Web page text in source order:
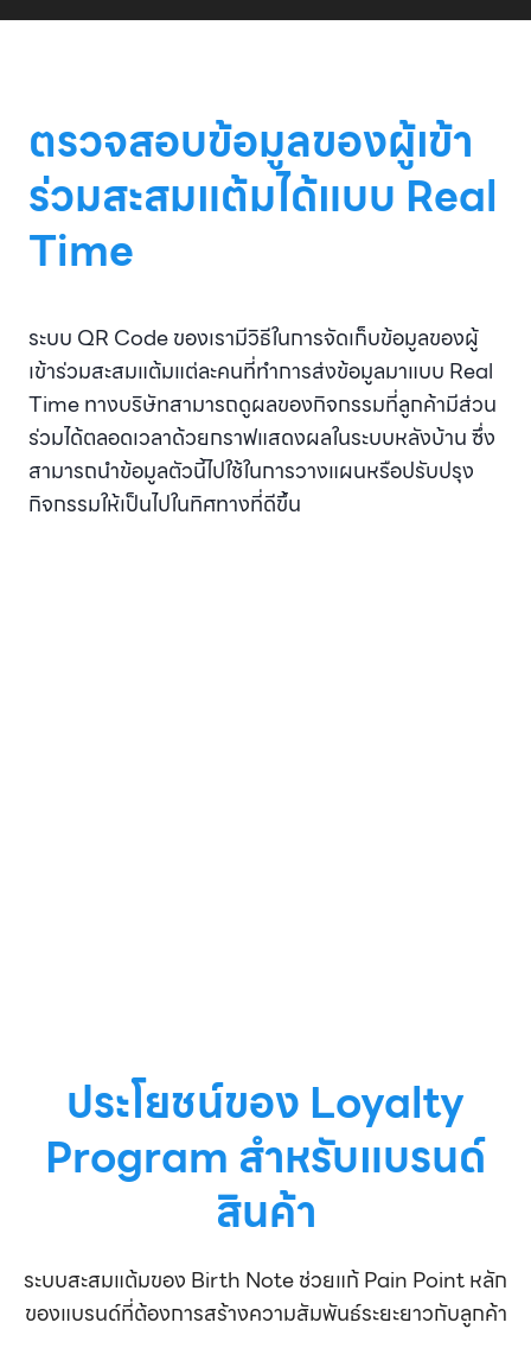
ตรวจสอบข้อมูลของผู้เข้า
ร่วมสะสมแต้มได้แบบ Real
Time
ระบบ QR Code ของเรามีวิธีในการจัดเก็บข้อมูลของผู้
เข้าร่วมสะสมแต้มแต่ละคนที่ทำการส่งข้อมูลมาแบบ Real
Time ทางบริษัทสามารถดูผลของกิจกรรมที่ลูกค้ามีส่วน
ร่วมได้ตลอดเวลาด้วยกราฟแสดงผลในระบบหลังบ้าน ซึ่ง
สามารถนำข้อมูลตัวนี้ไปใช้ในการวางแผนหรือปรับปรุง
กิจกรรมให้เป็นไปในทิศทางที่ดีขึ้น
ประโยชน์ของ Loyalty
Program สำหรับแบรนด์
สินค้า
ระบบสะสมแต้มของ Birth Note ช่วยแก้ Pain Point หลัก
ของแบรนด์ที่ต้องการสร้างความสัมพันธ์ระยะยาวกับลูกค้า